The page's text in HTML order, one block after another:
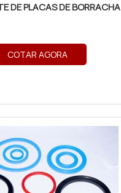
DE PLACAS DE BORRACHA
COTAR AGORA